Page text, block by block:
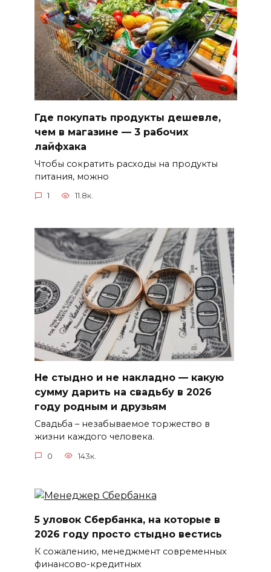
Где покупать продукты дешевле,
чем в магазине — 3 рабочих
лайфхака
Чтобы сократить расходы на продукты
питания, можно
1 11.8к.
Не стыдно и не накладно — какую
сумму дарить на свадьбу в 2026
году родным и друзьям
Свадьба – незабываемое торжество в
жизни каждого человека.
0 143к.
5 уловок Сбербанка, на которые в
2026 году просто стыдно вестись
К сожалению, менеджмент современных
финансово-кредитных